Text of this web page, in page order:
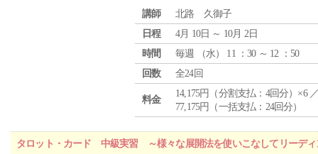
講師
北路 久御子
日程
4月 10日 ～ 10月 2日
時間
毎週 （水） 11 ：30 ～ 12 ：50
回数
全24回
料金
14,175円（分割支払：4回分）×6
77,175円（一括支払：24回分）
タロット・カード 中級実習 ～様々な展開法を使いこなしてリーディ